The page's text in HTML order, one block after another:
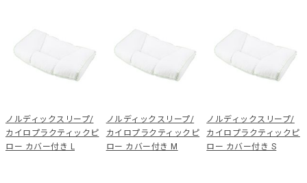
ノルディックスリープ/
カイロプラクティックピ
ロー カバー付き L
ノルディックスリープ/
カイロプラクティックピ
ロー カバー付き M
ノルディックスリープ/
カイロプラクティックピ
ロー カバー付き S